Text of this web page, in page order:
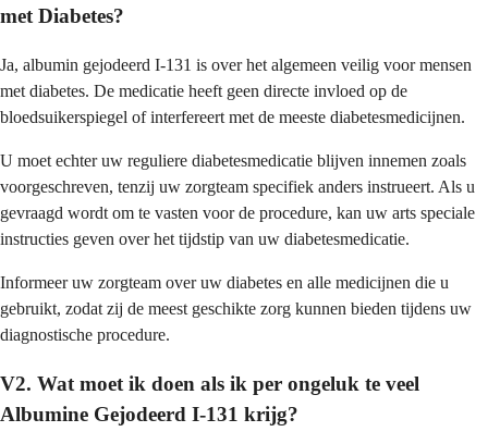
met Diabetes?
Ja, albumin gejodeerd I-131 is over het algemeen veilig voor mensen
met diabetes. De medicatie heeft geen directe invloed op de
bloedsuikerspiegel of interfereert met de meeste diabetesmedicijnen.
U moet echter uw reguliere diabetesmedicatie blijven innemen zoals
voorgeschreven, tenzij uw zorgteam specifiek anders instrueert. Als u
gevraagd wordt om te vasten voor de procedure, kan uw arts speciale
instructies geven over het tijdstip van uw diabetesmedicatie.
Informeer uw zorgteam over uw diabetes en alle medicijnen die u
gebruikt, zodat zij de meest geschikte zorg kunnen bieden tijdens uw
diagnostische procedure.
V2. Wat moet ik doen als ik per ongeluk te veel
Albumine Gejodeerd I-131 krijg?